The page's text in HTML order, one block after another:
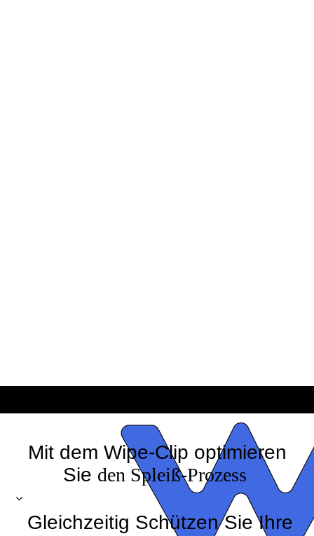
Mit dem Wipe-Clip optimieren
Sie den Spleiß-Prozess
Gleichzeitig Schützen Sie Ihre